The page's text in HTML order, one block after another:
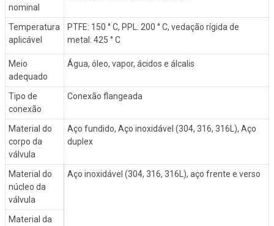
nominal
Temperatura
aplicável
PTFE: 150 ° C, PPL: 200 ° C, vedação rígida de
metal: 425 ° C
Meio
adequado
Água, óleo, vapor, ácidos e álcalis
Tipo de
conexão
Conexão flangeada
Material do
corpo da
válvula
Aço fundido, Aço inoxidável (304, 316, 316L), Aço
duplex
Material do
núcleo da
válvula
Aço inoxidável (304, 316, 316L), aço frente e verso
Material da